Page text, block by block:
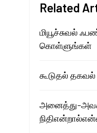
Related
மியூச்சுவல்
கொள்ளுங்கள்
கூடுதல் தகவல்
அனைத்து-